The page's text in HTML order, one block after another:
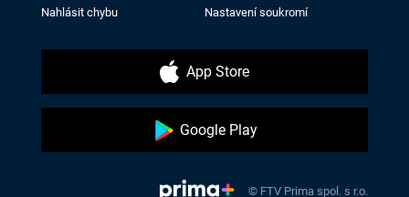
Nahlásit chybu Nastavení soukromí
App Store
Google Play
© FTV Prima spol. s r.o.